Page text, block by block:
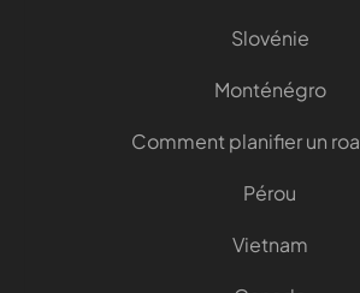
Slovénie
Monténégro
Comment planifier un
Pérou
Vietnam